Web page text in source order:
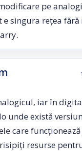
pe
singura rețea fără
iar în
unde există
care
resurse